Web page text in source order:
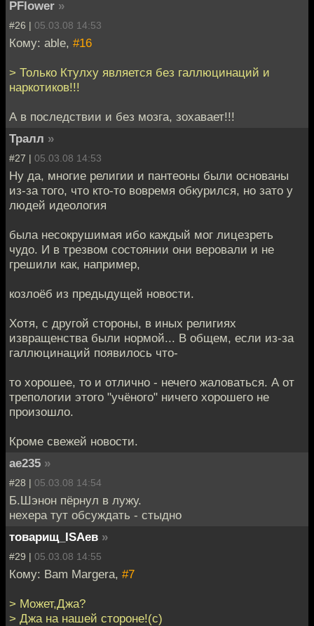
PFlower »
#26 | 05.03.08 14:53
Кому: able, #16
> Только Ктулху является без галлюцинаций и
наркотиков!!!
А в последствии и без мозга, зохавает!!!
Тралл »
#27 | 05.03.08 14:53
Ну да, многие религии и пантеоны были основаны
из-за того, что кто-то вовремя обкурился, но зато у
людей идеология
была несокрушимая ибо каждый мог лицезреть
чудо. И в трезвом состоянии они веровали и не
грешили как, например,
козлоёб из предыдущей новости.
Хотя, с другой стороны, в иных религиях
извращенства были нормой... В общем, если из-за
галлюцинаций появилось что-
то хорошее, то и отлично - нечего жаловаться. А от
трепологии этого "учёного" ничего хорошего не
произошло.
Кроме свежей новости.
ae235 »
#28 | 05.03.08 14:54
Б.Шэнон пёрнул в лужу.
нехера тут обсуждать - стыдно
товарищ_ISAев »
#29 | 05.03.08 14:55
Кому: Bam Margera, #7
> Может,Джа?
> Джа на нашей стороне!(с)